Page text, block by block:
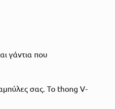
γάντια που
σας. Το thong V-